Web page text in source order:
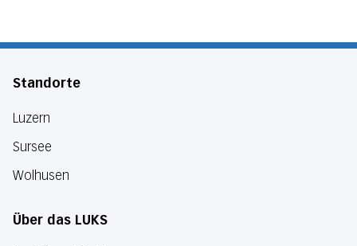
Standorte
Luzern
Sursee
Wolhusen
Über das LUKS